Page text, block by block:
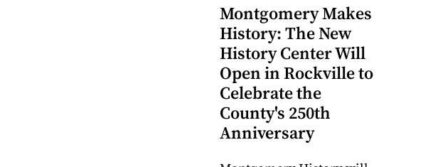
Montgomery Makes
History: The New
History Center Will
Open in Rockville to
Celebrate the
County's 250th
Anniversary